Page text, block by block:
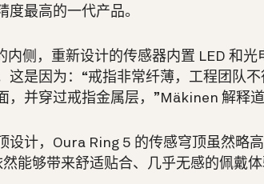
度最高的一代产品。
内侧，重新设计的传感器内置 LED 和
这是因为：“戒指非常纤薄，工程团队
，并穿过戒指金属层，”Mäkinen 解释道
设计，Oura Ring 5 的传感穹顶虽然略
能够带来舒适贴合、几乎无感的佩戴体